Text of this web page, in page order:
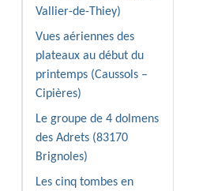
Vallier-de-Thiey)
Vues aériennes des
plateaux au début du
printemps (Caussols –
Cipières)
Le groupe de 4 dolmens
des Adrets (83170
Brignoles)
Les cinq tombes en